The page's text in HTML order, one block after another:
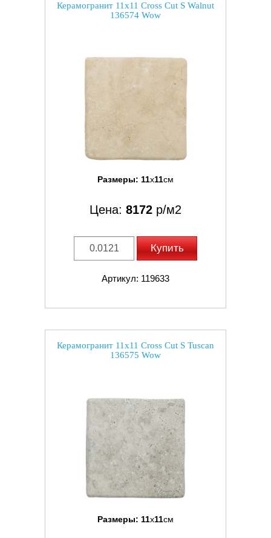
Керамогранит 11x11 Cross Cut S Walnut
136574 Wow
Размеры: 11x11см
Цена: 8172 р/м2
Купить
Артикул: 119633
Керамогранит 11x11 Cross Cut S Tuscan
136575 Wow
Размеры: 11x11см